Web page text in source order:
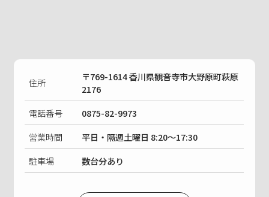
住所
〒769-1614 香川県観音寺市大野原町萩原
2176
電話番号
0875-82-9973
営業時間
平日・隔週土曜日 8:20〜17:30
駐車場
数台分あり